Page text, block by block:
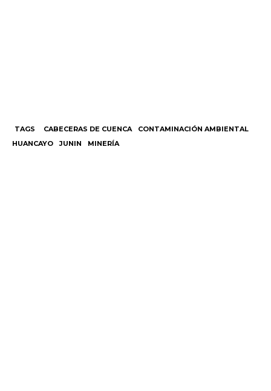
TAGS CABECERAS DE CUENCA
CONTAMINACIÓN AMBIENTAL
HUANCAYO
JUNIN MINERÍA